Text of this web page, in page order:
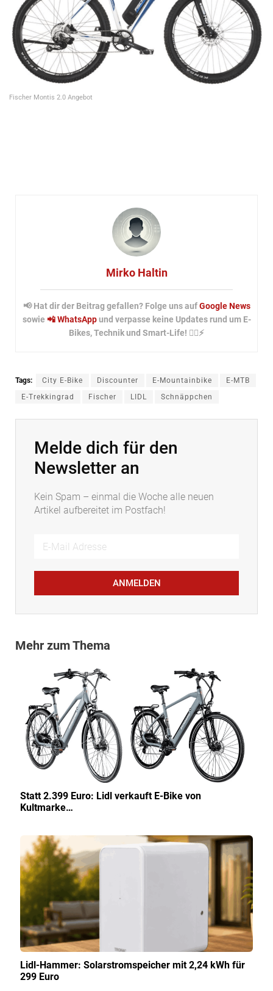
Fischer Montis 2.0 Angebot
Mirko Haltin
📢 Hat dir der Beitrag gefallen? Folge uns aufGoogle News
sowie 📲 WhatsAppund verpasse keine Updates rund um E-
Bikes, Technik und Smart-Life! 🚴‍♂️⚡
Tags: City E-Bike Discounter E-Mountainbike
E-MTB
E-Trekkingrad
Fischer LIDL Schnäppchen
Melde dich für den
Newsletter an
Kein Spam – einmal die Woche alle neuen
Artikel aufbereitet im Postfach!
ANMELDEN
Mehr zum Thema
Statt 2.399 Euro: Lidl verkauft E-Bike von
Kultmarke…
Lidl-Hammer: Solarstromspeicher mit 2,24 kWh für
299 Euro